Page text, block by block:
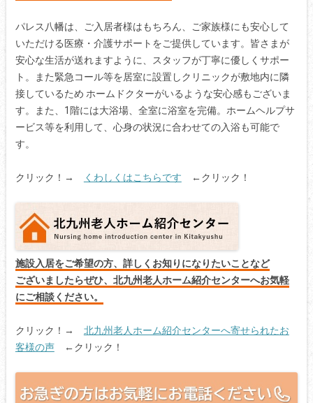
パレス八幡は、ご入居者様はもちろん、ご家族様にも安心して
いただける医療・介護サポートをご提供しています。皆さまが
安心な生活が送れますように、スタッフが丁寧に優しくサポー
ト。また緊急コール等を居室に設置しクリニックが敷地内に隣
接しているため ホームドクターがいるような安心感もございま
す。また、1階には大浴場、全室に浴室を完備。ホームヘルプサ
ービス等を利用して、心身の状況に合わせての入浴も可能で
す。
クリック！→ くわしくはこちらです ←クリック！
施設入居をご希望の方、詳しくお知りになりたいことなど
ございましたらぜひ、北九州老人ホーム紹介センターへお気軽
にご相談ください。
クリック！→ 北九州老人ホーム紹介センターへ寄せられたお
客様の声←クリック！